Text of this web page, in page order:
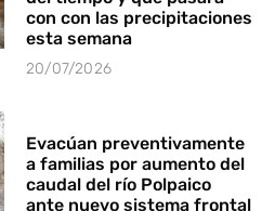
con con las precipitaciones
esta semana
20/07/2026
Evacúan preventivamente
a familias por aumento del
caudal del río Polpaico
ante nuevo sistema frontal